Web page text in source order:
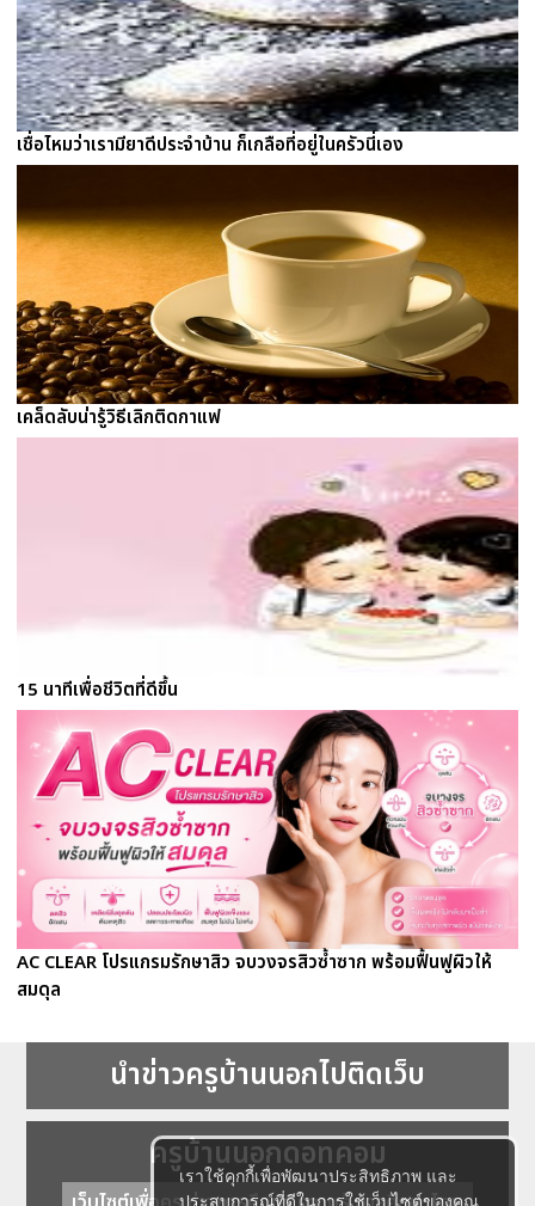
เราใช้คุกกี้เพื่อพัฒนาประสิทธิภาพ และ
ประสบการณ์ที่ดีในการใช้เว็บไซต์ของคุณ
เชื่อไหมว่าเรามียาดีประจำบ้าน ก็เกลือที่อยู่ในครัวนี่เอง
เคล็ดลับน่ารู้วิธีเลิกติดกาแฟ
15 นาทีเพื่อชีวิตที่ดีขึ้น
AC CLEAR โปรแกรมรักษาสิว จบวงจรสิวซ้ำซาก พร้อมฟื้นฟูผิวให้
สมดุล
นำข่าวครูบ้านนอกไปติดเว็บ
ครูบ้านนอกดอทคอม